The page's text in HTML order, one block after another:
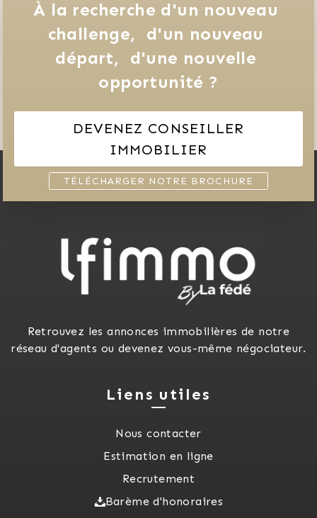
À la recherche d'un nouveau
challenge,
d'un nouveau
départ,
d'une nouvelle
opportunité ?
DEVENEZ CONSEILLER
IMMOBILIER
TÉLÉCHARGER NOTRE BROCHURE
Retrouvez les annonces immobilières de notre
réseau d'agents ou devenez vous-même négociateur.
Liens utiles
Nous contacter
Estimation en ligne
Recrutement
Barème d'honoraires